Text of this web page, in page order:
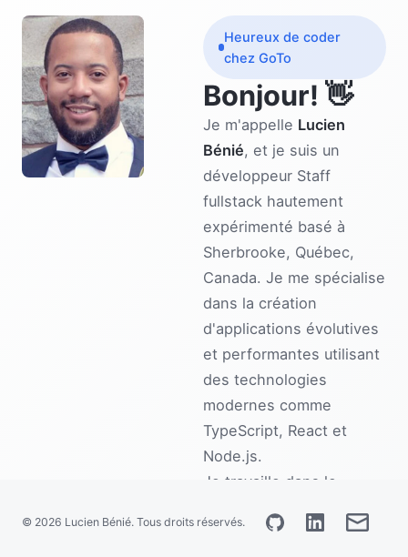
Contact
English
Heureux de coder
chez GoTo
Bonjour! 👋
Je m'appelle Lucien
Bénié, et je suis un
développeur Staff
fullstack hautement
expérimenté basé à
Sherbrooke, Québec,
Canada. Je me spécialise
dans la création
d'applications évolutives
et performantes utilisant
des technologies
modernes comme
TypeScript, React et
Node.js.
Je travaille dans le
depuis 2014, créant des
© 2026 Lucien Bénié. Tous droits réservés.